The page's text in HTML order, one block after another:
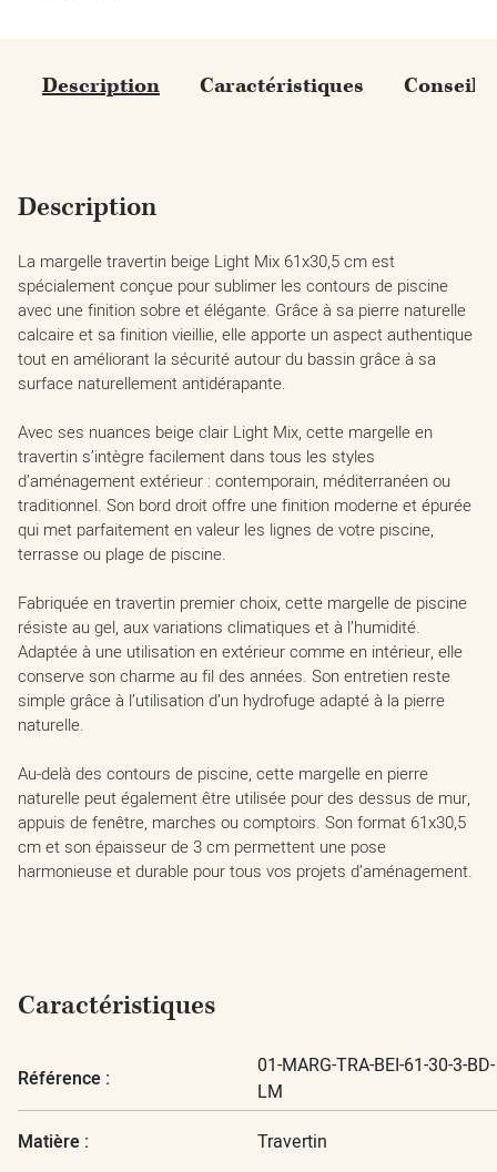
Description Caractéristiques Conseils
Description
La margelle travertin beige Light Mix 61x30,5 cm est
spécialement conçue pour sublimer les contours de piscine
avec une finition sobre et élégante. Grâce à sa pierre naturelle
calcaire et sa finition vieillie, elle apporte un aspect authentique
tout en améliorant la sécurité autour du bassin grâce à sa
surface naturellement antidérapante.
Avec ses nuances beige clair Light Mix, cette margelle en
travertin s’intègre facilement dans tous les styles
d’aménagement extérieur : contemporain, méditerranéen ou
traditionnel. Son bord droit offre une finition moderne et épurée
qui met parfaitement en valeur les lignes de votre piscine,
terrasse ou plage de piscine.
Fabriquée en travertin premier choix, cette margelle de piscine
résiste au gel, aux variations climatiques et à l’humidité.
Adaptée à une utilisation en extérieur comme en intérieur, elle
conserve son charme au fil des années. Son entretien reste
simple grâce à l’utilisation d’un hydrofuge adapté à la pierre
naturelle.
Au-delà des contours de piscine, cette margelle en pierre
naturelle peut également être utilisée pour des dessus de mur,
appuis de fenêtre, marches ou comptoirs. Son format 61x30,5
cm et son épaisseur de 3 cm permettent une pose
harmonieuse et durable pour tous vos projets d’aménagement.
Caractéristiques
Référence :
01-MARG-TRA-BEI-61-30-3-BD-
LM
Matière : Travertin